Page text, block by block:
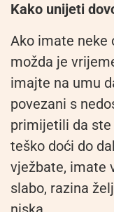
Kako unijeti
Ako imate neke
možda je
imajte na umu
povezani s
primijetili da ste
teško doći do
vježbate, imate
slabo, razina